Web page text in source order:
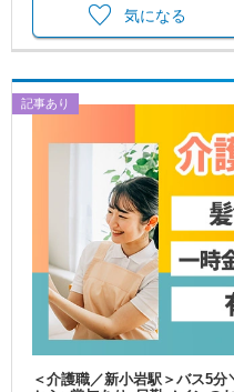
気になる
記事あり
＜介護職／新小岩駅＞バス5